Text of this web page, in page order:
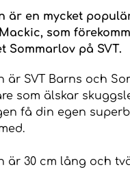
är en mycket
som
Sommarlov på SVT.
är SVT Barns och
som älskar
få din egen
är 30 cm lång och